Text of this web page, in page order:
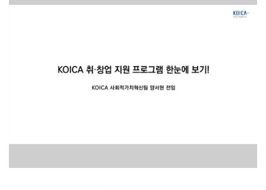
[2020] 코이카 / 인터뷰 영상 제작 (지원 프로그램 한..